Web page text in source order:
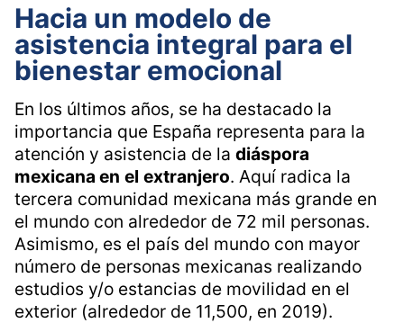
Hacia un modelo de
asistencia integral para el
bienestar emocional
En los últimos años, se ha destacado la
importancia que España representa para la
atención y asistencia de la diáspora
mexicana en el extranjero. Aquí radica la
tercera comunidad mexicana más grande en
el mundo con alrededor de 72 mil personas.
Asimismo, es el país del mundo con mayor
número de personas mexicanas realizando
estudios y/o estancias de movilidad en el
exterior (alrededor de 11,500, en 2019).